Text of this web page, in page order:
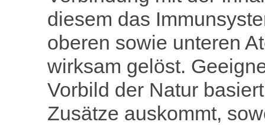
diesem das
oberen sowie unteren
wirksam gelöst.
Vorbild der Natur
Zusätze auskommt,